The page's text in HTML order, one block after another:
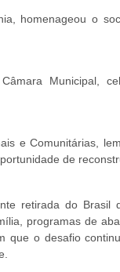
homenageou o
Municipal,
e Comunitárias,
de
retirada do
programas de
que o desafio